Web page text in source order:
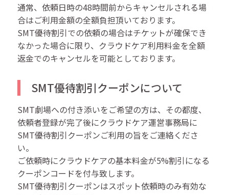
通常、依頼日時の48時間前からキャンセルされる場
合はご利用金額の全額負担頂いております。
SMT優待割引での依頼の場合はチケットが確保でき
なかった場合に限り、クラウドケア利用料金を全額
返金でのキャンセルを可能としております。
SMT優待割引クーポンについて
SMT劇場への付き添いをご希望の方は、その都度、
依頼者登録が完了後にクラウドケア運営事務局に
SMT優待割引クーポンご利用の旨をご連絡くださ
い。
ご依頼時にクラウドケアの基本料金が5%割引になる
クーポンコードを付与致します。
SMT優待割引クーポンはスポット依頼時のみ有効な